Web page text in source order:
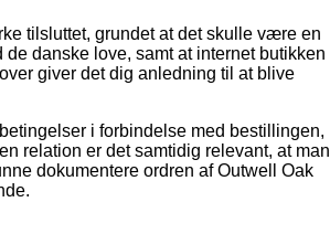
tilsluttet, grundet at det skulle være en
danske love, samt at internet butikken
giver det dig anledning til at blive
i forbindelse med bestillingen,
relation er det samtidig relevant, at man
dokumentere ordren af Outwell Oak